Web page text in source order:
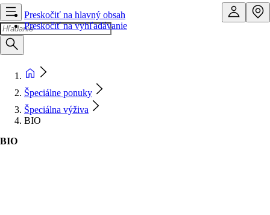
Preskočiť na hlavný obsah
Preskočiť na vyhľadávanie
Špeciálne ponuky
Špeciálna výživa
BIO
BIO